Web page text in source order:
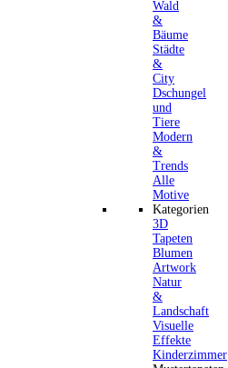
Wald
&
Bäume
Städte
&
City
Dschungel
und
Tiere
Modern
&
Trends
Alle
Motive
Kategorien
3D
Tapeten
Blumen
Artwork
Natur
&
Landschaft
Visuelle
Effekte
Kinderzimmer